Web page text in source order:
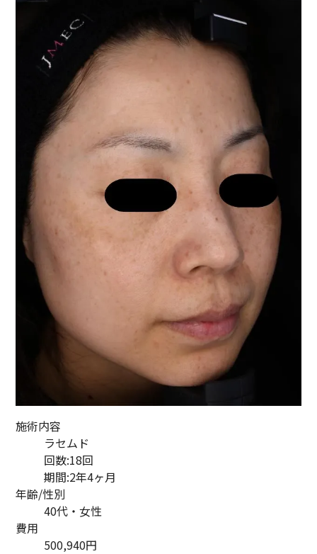
施術内容
ラセムド
回数:18回
期間:2年4ヶ月
年齢/性別
40代・女性
費用
500,940円